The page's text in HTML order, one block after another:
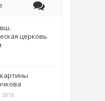
церковь